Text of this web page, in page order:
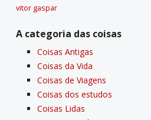
vitor gaspar
A categoria das coisas
Coisas Antigas
Coisas da Vida
Coisas de Viagens
Coisas dos estudos
Coisas Lidas